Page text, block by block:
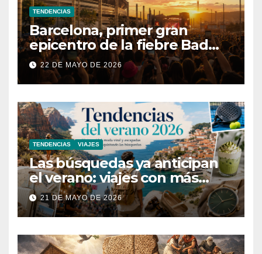
TENDENCIAS
Barcelona, primer gran
epicentro de la fiebre Bad
Bunny en España
22 DE MAYO DE 2026
TENDENCIAS VIAJES
Las búsquedas ya anticipan
el verano: viajes con más
aventura, moda inesperada y
nuevas obsesiones virales
21 DE MAYO DE 2026